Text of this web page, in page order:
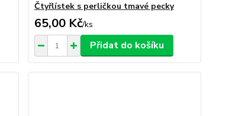
Čtyřlístek s perličkou tmavé pecky
65,00 Kč/ks
Přidat do košíku